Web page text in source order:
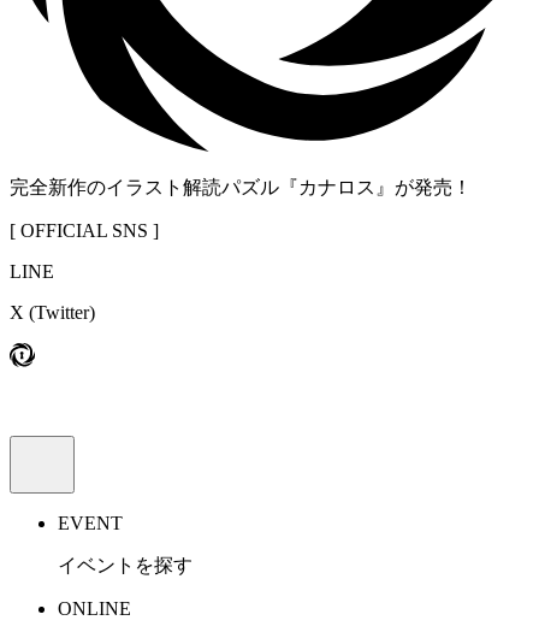
完全新作のイラスト解読パズル『カナロス』が発売！
[ OFFICIAL SNS ]
LINE
X (Twitter)
EVENT
イベントを探す
ONLINE